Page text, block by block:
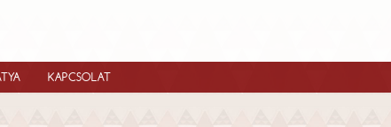
KAPCSOLAT